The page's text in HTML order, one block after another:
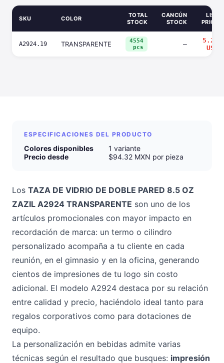
SKU COLOR
TOTAL
STOCK
CANCÚN
STOCK
LIST
PRICE
A2924.19 TRANSPARENTE
4554
pcs
—
5.28
USD
ESPECIFICACIONES DEL PRODUCTO
Colores disponibles
1 variante
Precio desde
$94.32 MXN por pieza
Los TAZA DE VIDRIO DE DOBLE PARED 8.5 OZ
ZAZIL A2924 TRANSPARENTE son uno de los
artículos promocionales con mayor impacto en
recordación de marca: un termo o cilindro
personalizado acompaña a tu cliente en cada
reunión, en el gimnasio y en la oficina, generando
cientos de impresiones de tu logo sin costo
adicional. El modelo A2924 destaca por su relación
entre calidad y precio, haciéndolo ideal tanto para
regalos corporativos como para dotaciones de
equipo.
La personalización en bebidas admite varias
técnicas según el resultado que busques: impresión